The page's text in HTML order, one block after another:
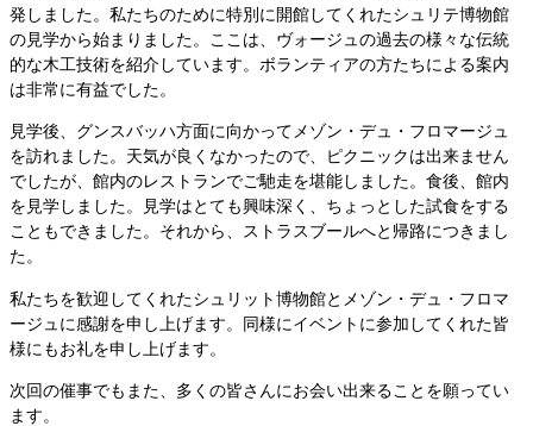
発しました。私たちのために特別に開館してくれたシュリテ博物館
の見学から始まりました。ここは、ヴォージュの過去の様々な伝統
的な木工技術を紹介しています。ボランティアの方たちによる案内
は非常に有益でした。
見学後、グンスバッハ方面に向かってメゾン・デュ・フロマージュ
を訪れました。天気が良くなかったので、ピクニックは出来ません
でしたが、館内のレストランでご馳走を堪能しました。食後、館内
を見学しました。見学はとても興味深く、ちょっとした試食をする
こともできました。それから、ストラスブールへと帰路につきまし
た。
私たちを歓迎してくれたシュリット博物館とメゾン・デュ・フロマ
ージュに感謝を申し上げます。同様にイベントに参加してくれた皆
様にもお礼を申し上げます。
次回の催事でもまた、多くの皆さんにお会い出来ることを願ってい
ます。